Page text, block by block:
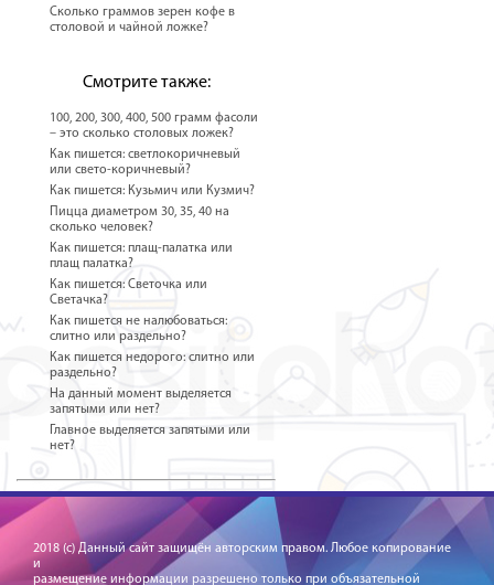
Сколько граммов зерен кофе в
столовой и чайной ложке?
Смотрите также:
100, 200, 300, 400, 500 грамм фасоли
– это сколько столовых ложек?
Как пишется: светлокоричневый
или свето-коричневый?
Как пишется: Кузьмич или Кузмич?
Пицца диаметром 30, 35, 40 на
сколько человек?
Как пишется: плащ-палатка или
плащ палатка?
Как пишется: Светочка или
Светачка?
Как пишется не налюбоваться:
слитно или раздельно?
Как пишется недорого: слитно или
раздельно?
На данный момент выделяется
запятыми или нет?
Главное выделяется запятыми или
нет?
2018 (c) Данный сайт защищён авторским правом. Любое копирование
и
размещение информации разрешено только при объязательной